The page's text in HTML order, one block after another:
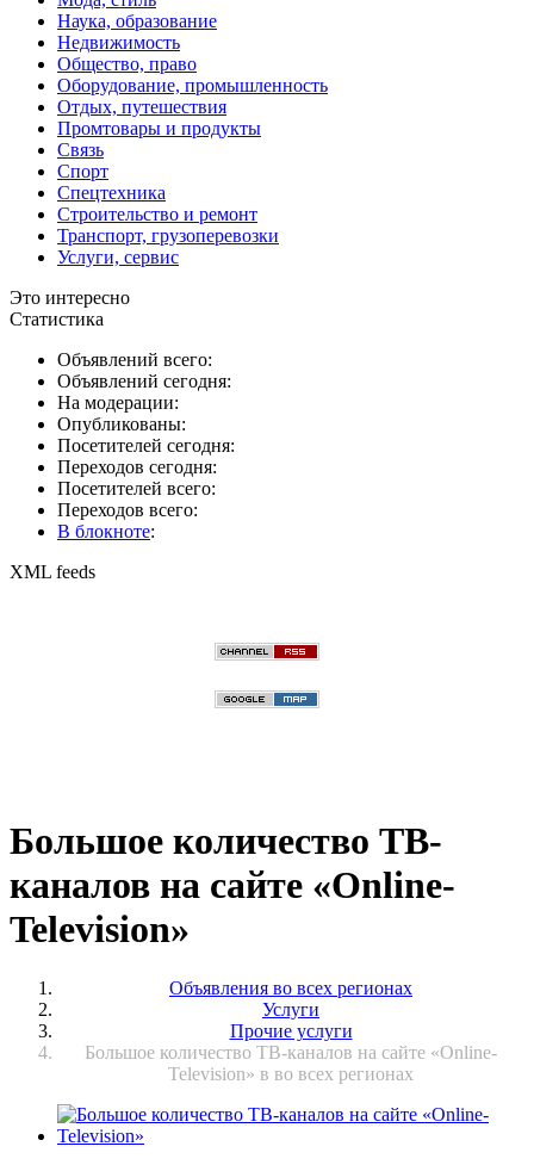
Наука, образование
Недвижимость
Общество, право
Оборудование, промышленность
Отдых, путешествия
Промтовары и продукты
Связь
Спорт
Спецтехника
Строительство и ремонт
Транспорт, грузоперевозки
Услуги, сервис
Это интересно
Статистика
Объявлений всего:
Объявлений сегодня:
На модерации:
Опубликованы:
Посетителей сегодня:
Переходов сегодня:
Посетителей всего:
Переходов всего:
В блокноте:
XML feeds
Большое количество ТВ-
каналов на сайте «Online-
Television»
Объявления во всех регионах
Услуги
Прочие услуги
Большое количество ТВ-каналов на сайте «Online-
Television» в во всех регионах